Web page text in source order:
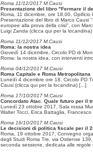
Roma 11/12/2017 M.Causi
Presentazione del libro "Fermare il
Roma, 11 dicembre, ore 18,00, Opificio
Presentazione del libro di Marco Causi
europee alla prova della crisi", con
Luigi Zanda (clicca qui per la locandina)
Roma 11/12/2017 M.Causi
Roma: la nostra idea
Giovedì 14 dicembre, Circolo PD di
Roma: la nostra idea, con interventi
Roma 04/12/2017 M.Causi
Roma Capitale e Roma Metropolitana
Lunedì 4 dicembre ore 18, Circolo PD
Causi (clicca qui per la locandina) [...]
Roma 17/10/2017 M.Causi
Concordato Atac. Quale futuro per il
Lunedì 23 ottobre 2017, Sala rossa
Walter Tocci, Erica Battaglia,
Roma 16/10/2017 M.Causi
Le decisioni di politica fiscale per il
Roma, 19 ottobre 2017, Convegno
degli Studi Roma Tre, via Ostiense
seconda sessione, dedicata alle regole